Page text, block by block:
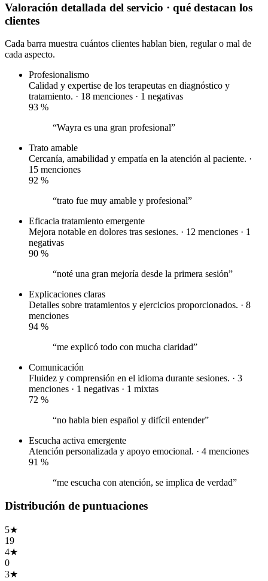
Valoración detallada del servicio · qué destacan los
clientes
Cada barra muestra cuántos clientes hablan bien, regular o mal de
cada aspecto.
Profesionalismo
Calidad y expertise de los terapeutas en diagnóstico y
tratamiento. · 18 menciones · 1 negativas
93 %
“Wayra es una gran profesional”
Trato amable
Cercanía, amabilidad y empatía en la atención al paciente. ·
15 menciones
92 %
“trato fue muy amable y profesional”
Eficacia tratamiento emergente
Mejora notable en dolores tras sesiones. · 12 menciones · 1
negativas
90 %
“noté una gran mejoría desde la primera sesión”
Explicaciones claras
Detalles sobre tratamientos y ejercicios proporcionados. · 8
menciones
94 %
“me explicó todo con mucha claridad”
Comunicación
Fluidez y comprensión en el idioma durante sesiones. · 3
menciones · 1 negativas · 1 mixtas
72 %
“no habla bien español y difícil entender”
Escucha activa emergente
Atención personalizada y apoyo emocional. · 4 menciones
91 %
“me escucha con atención, se implica de verdad”
Distribución de puntuaciones
5★
19
4★
0
3★